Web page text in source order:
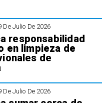
De Julio De 2026
responsabilidad
en limpieza de
de
De Julio De 2026